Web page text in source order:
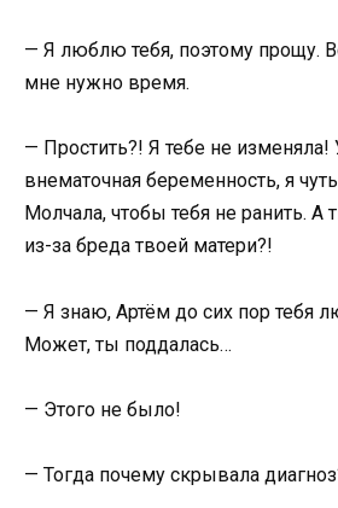
— Я люблю тебя, поэтому прощу.
мне нужно время.
— Простить?! Я тебе не
внематочная беременность, я
Молчала, чтобы тебя не ранить.
из-за бреда твоей матери?!
— Я знаю, Артём до сих пор тебя
Может, ты поддалась…
— Этого не было!
— Тогда почему скрывала